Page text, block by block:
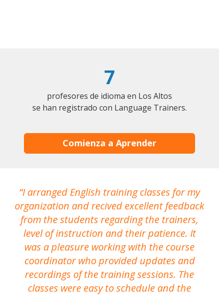
7
profesores de idioma en Los Altos
se han registrado con Language Trainers.
Comienza a Aprender
I arranged English training classes for my
organization and recived excellent feedback
from the students regarding the trainers,
level of instruction and their patience. It
was a pleasure working with the course
coordinator who provided updates and
recordings of the training sessions. The
classes were easy to schedule and the